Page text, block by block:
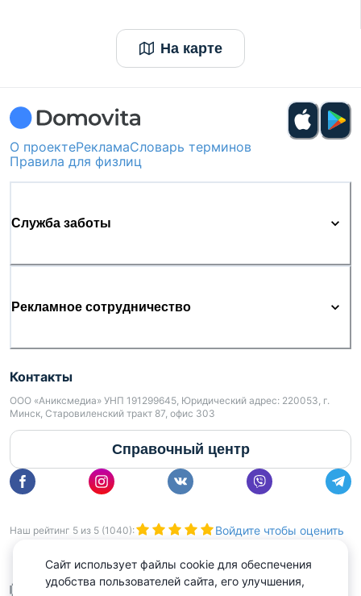
На карте
О проектеРекламаСловарь терминов
Правила для физлиц
Служба заботы
Рекламное сотрудничество
Контакты
ООО «Аниксмедиа» УНП 191299645, Юридический адрес: 220053, г.
Минск, Старовиленский тракт 87, офис 303
Справочный центр
Наш рейтинг 5 из 5 (1040): Войдите чтобы оценить
Сайт использует файлы cookie для обеспечения
удобства пользователей сайта, его улучшения,